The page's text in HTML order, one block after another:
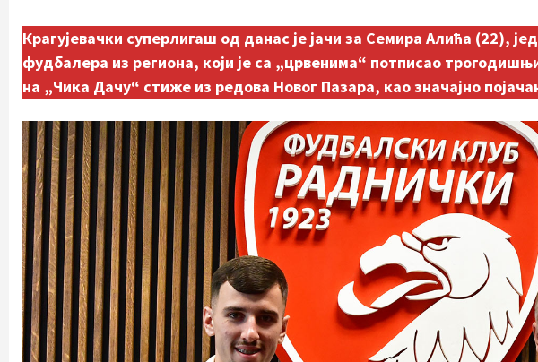
Крагујевачки суперлигаш од данас је јачи за Семира Алића (22),
фудбалера из региона, који је са „црвенима“ потписао
на „Чика Дачу“ стиже из редова Новог Пазара, као значајно